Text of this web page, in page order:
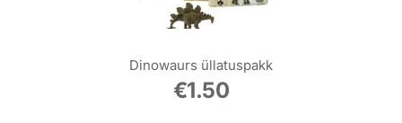
Dinowaurs üllatuspakk
€1.50